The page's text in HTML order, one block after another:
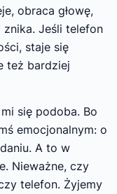
obraca głowę,
znika. Jeśli telefon
staje się
też bardziej
się podoba. Bo
emocjonalnym: o
A to w
Nieważne, czy
telefon. Żyjemy